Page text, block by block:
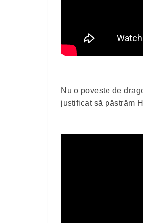
Nu o poveste de
justificat să păstrăm